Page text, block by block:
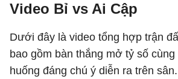
Video Bỉ vs Ai Cập
Dưới đây là video tổng hợp trận
bao gồm bàn thắng mở tỷ số
huống đáng chú ý diễn ra trên